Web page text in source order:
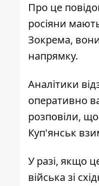
Про це
росіяни
Зокрема,
напрямку.
Аналітики
оперативно
розповіли,
Куп'янськ
У разі, якщо
війська зі